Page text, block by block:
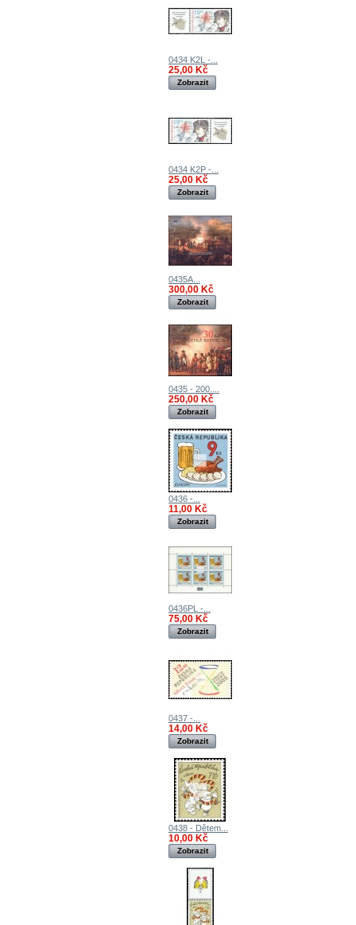
0434 K2L -...
25,00 Kč
Zobrazit
0434 K2P -...
25,00 Kč
Zobrazit
0435A...
300,00 Kč
Zobrazit
0435 - 200....
250,00 Kč
Zobrazit
0436 -...
11,00 Kč
Zobrazit
0436PL -...
75,00 Kč
Zobrazit
0437 -...
14,00 Kč
Zobrazit
0438 - Dětem...
10,00 Kč
Zobrazit